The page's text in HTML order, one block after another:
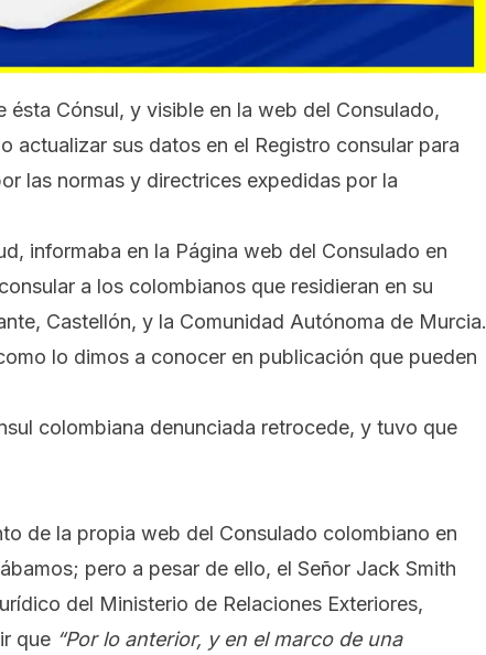
ésta Cónsul, y visible en la web del Consulado,
actualizar sus datos en el Registro consular para
las normas y directrices expedidas por la
informaba en la Página web del Consulado en
a los colombianos que residieran en su
Castellón, y la Comunidad Autónoma de Murcia.
lo dimos a conocer en publicación que pueden
colombiana denunciada retrocede, y tuvo que
de la propia web del Consulado colombiano en
pero a pesar de ello, el Señor Jack Smith
del Ministerio de Relaciones Exteriores,
que “Por lo anterior, y en el marco de una